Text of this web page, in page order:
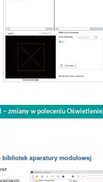
zmiany w poleceniu Oświetlenie